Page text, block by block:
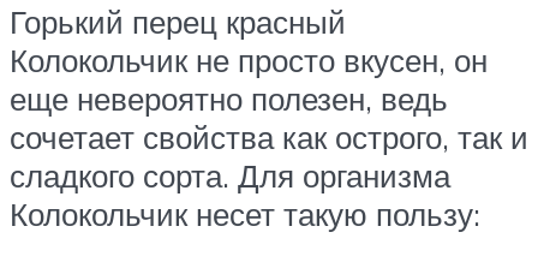
Горький перец красный
Колокольчик не просто вкусен, он
еще невероятно полезен, ведь
сочетает свойства как острого, так и
сладкого сорта. Для организма
Колокольчик несет такую пользу: